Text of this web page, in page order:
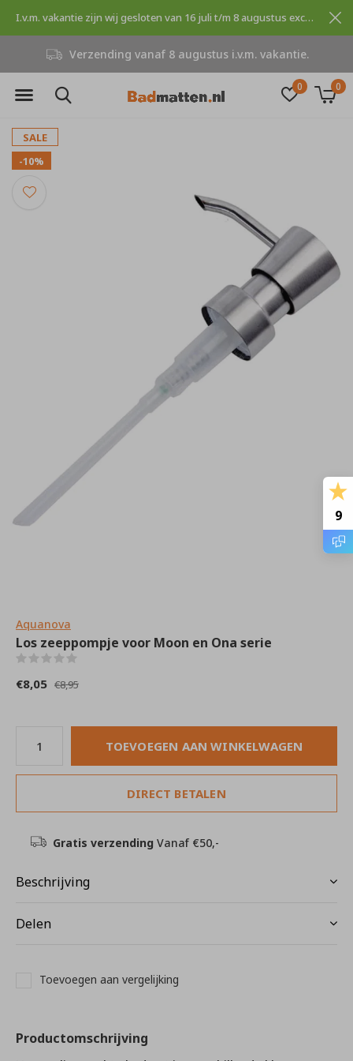
0 0
Verzending vanaf 8 augustus i.v.m. vakantie.
I.v.m. vakantie zijn wij gesloten van 16 juli t/m 8 augustus excuses voor dit ongemak.
SALE
-10%
Aquanova
Los zeeppompje voor Moon en Ona serie
€8,05 €8,95
TOEVOEGEN AAN WINKELWAGEN
DIRECT BETALEN
Gratis verzending Vanaf €50,-
Beschrijving
Delen
Toevoegen aan vergelijking
Productomschrijving
9